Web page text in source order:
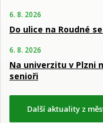
6. 8. 2026
Do ulice na Roudné
6. 8. 2026
Na univerzitu v Plzni
senioři
Další aktuality z